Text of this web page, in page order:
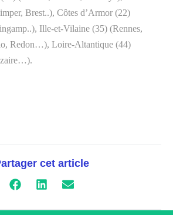
Brest..), Côtes d’Armor (22)
Ille-et-Vilaine (35) (Rennes,
Redon…), Loire-Altantique (44)
cet article